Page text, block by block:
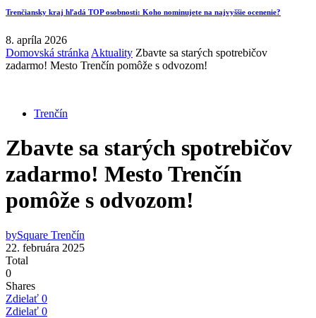
Trenčiansky kraj hľadá TOP osobnosti: Koho nominujete na najvyššie ocenenie?
8. apríla 2026
Domovská stránka Aktuality Zbavte sa starých spotrebičov
zadarmo! Mesto Trenčín pomôže s odvozom!
Trenčín
Zbavte sa starých spotrebičov
zadarmo! Mesto Trenčín
pomôže s odvozom!
bySquare Trenčín
22. februára 2025
Total
0
Shares
Zdielať 0
Zdielať 0